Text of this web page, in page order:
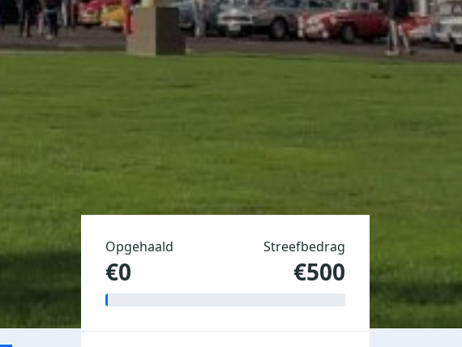
Opgehaald
€0
Streefbedrag
€500